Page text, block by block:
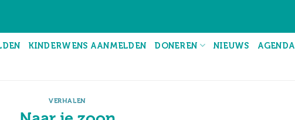
KINDERWENS AANMELDEN DONEREN NIEUWS AGENDA
VERHALEN